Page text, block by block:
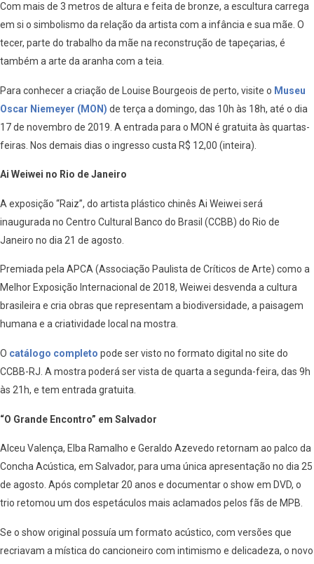
Com mais de 3 metros de altura e feita de bronze, a escultura carrega
em si o simbolismo da relação da artista com a infância e sua mãe. O
tecer, parte do trabalho da mãe na reconstrução de tapeçarias, é
também a arte da aranha com a teia.
Para conhecer a criação de Louise Bourgeois de perto, visite o Museu
Oscar Niemeyer (MON) de terça a domingo, das 10h às 18h, até o dia
17 de novembro de 2019. A entrada para o MON é gratuita às quartas-
feiras. Nos demais dias o ingresso custa R$ 12,00 (inteira).
Ai Weiwei no Rio de Janeiro
A exposição “Raiz”, do artista plástico chinês Ai Weiwei será
inaugurada no Centro Cultural Banco do Brasil (CCBB) do Rio de
Janeiro no dia 21 de agosto.
Premiada pela APCA (Associação Paulista de Críticos de Arte) como a
Melhor Exposição Internacional de 2018, Weiwei desvenda a cultura
brasileira e cria obras que representam a biodiversidade, a paisagem
humana e a criatividade local na mostra.
O catálogo completo pode ser visto no formato digital no site do
CCBB-RJ. A mostra poderá ser vista de quarta a segunda-feira, das 9h
às 21h, e tem entrada gratuita.
“O Grande Encontro” em Salvador
Alceu Valença, Elba Ramalho e Geraldo Azevedo retornam ao palco da
Concha Acústica, em Salvador, para uma única apresentação no dia 25
de agosto. Após completar 20 anos e documentar o show em DVD, o
trio retomou um dos espetáculos mais aclamados pelos fãs de MPB.
Se o show original possuía um formato acústico, com versões que
recriavam a mística do cancioneiro com intimismo e delicadeza, o novo